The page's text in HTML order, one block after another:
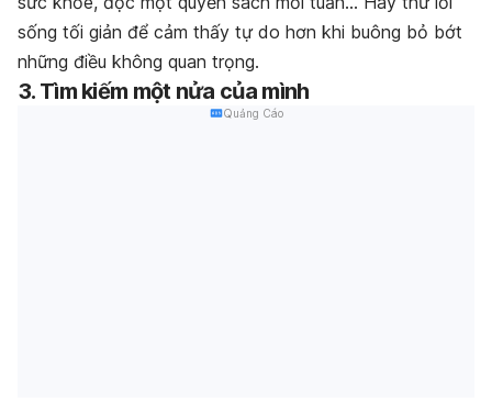
sống tối giản để cảm thấy tự do hơn khi buông bỏ bớt
những điều không quan trọng.
3. Tìm kiếm một nửa của mình
Quảng Cáo